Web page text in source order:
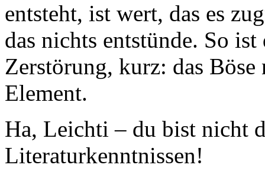
entsteht, ist wert, das es
das nichts entstünde. So
Zerstörung, kurz: das
Element.
Ha, Leichti – du bist nicht
Literaturkenntnissen!